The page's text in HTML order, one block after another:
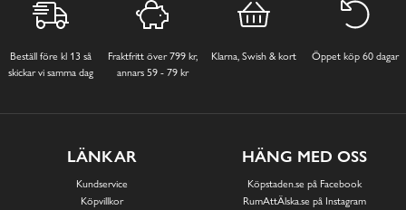
Beställ före kl 13 så
skickar vi samma dag
Fraktfritt över 799 kr,
annars 59 - 79 kr
Klarna, Swish & kort Öppet köp 60 dagar
LÄNKAR
Kundservice
Köpvillkor
HÄNG MED OSS
Köpstaden.se på Facebook
RumAttÄlska.se på Instagram